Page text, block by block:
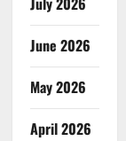
June 2026
May 2026
April 2026